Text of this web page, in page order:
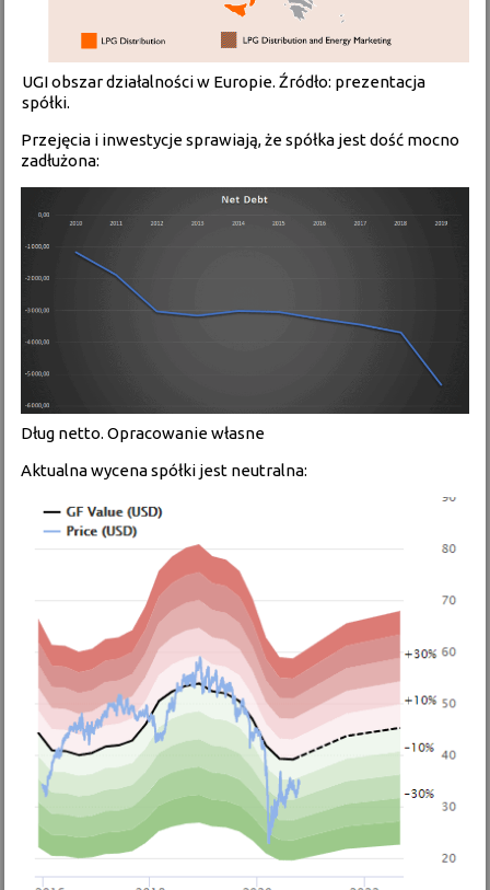
UGI obszar działalności w Europie. Źródło: prezentacja
spółki.
Przejęcia i inwestycje sprawiają, że spółka jest dość mocno
zadłużona:
Dług netto. Opracowanie własne
Aktualna wycena spółki jest neutralna: